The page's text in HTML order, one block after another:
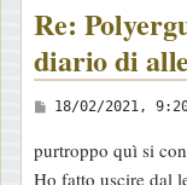
Re:
diario di
M
s
18/02/2021,
purtroppo quì si
Ho fatto uscire dal